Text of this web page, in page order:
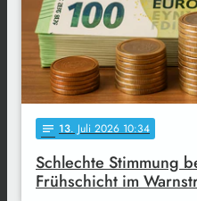
notes 13. Juli 2026 10:34
Schlechte Stimmung
Frühschicht im